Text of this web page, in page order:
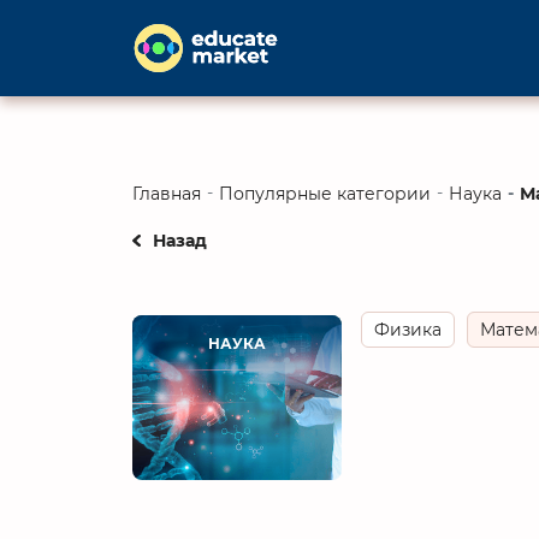
Главная Популярные категории Наука
Назад
НАУКА
Физика